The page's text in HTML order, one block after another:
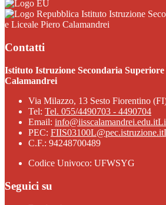
Istituto Istruzione
e Liceale Piero Calamandrei
Contatti
Istituto Istruzione Secondaria Superiore
Calamandrei
Via Milazzo, 13 Sesto Fiorentino
Tel: Tel. 055/4490703 - 4490704
Email: info@iisscalamandrei.edu.it
PEC: FIIS03100L@pec.istruzione.it
C.F.: 94248700489
Codice Univoco: UFWSYG
Seguici su